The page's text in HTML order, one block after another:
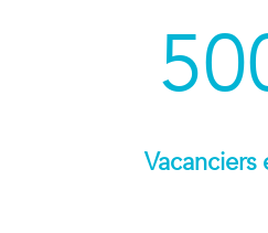
Vacanciers